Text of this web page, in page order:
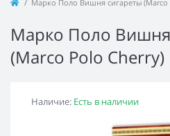
Марко Поло Вишня сигареты (Marco
Марко Поло Вишня
(Marco Polo Cherry)
Наличие: Есть в наличии